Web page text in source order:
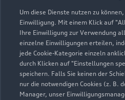
Um diese Dienste nutzen zu
Einwilligung. Mit einem Klick auf
Ihre Einwilligung zur Verwendung
einzelne Einwilligungen erteilen,
jede Cookie-Kategorie einzeln
durch Klicken auf "Einstellungen
speichern. Falls Sie keinen der
nur die notwendigen Cookies (z. B.
Manager, unser
werkstatt@vw-
Kontaktdaten
Öffnungszeiten